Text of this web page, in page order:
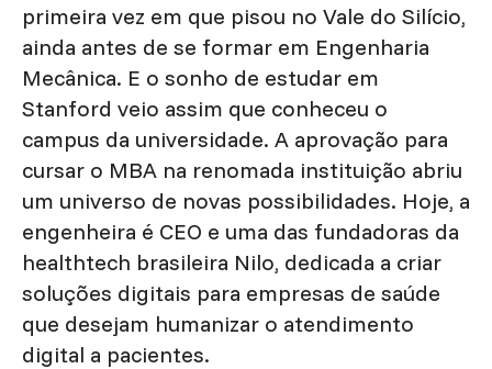
primeira vez em que pisou no Vale do Silício,
ainda antes de se formar em Engenharia
Mecânica. E o sonho de estudar em
Stanford veio assim que conheceu o
campus da universidade. A aprovação para
cursar o MBA na renomada instituição abriu
um universo de novas possibilidades. Hoje, a
engenheira é CEO e uma das fundadoras da
healthtech brasileira Nilo, dedicada a criar
soluções digitais para empresas de saúde
que desejam humanizar o atendimento
digital a pacientes.